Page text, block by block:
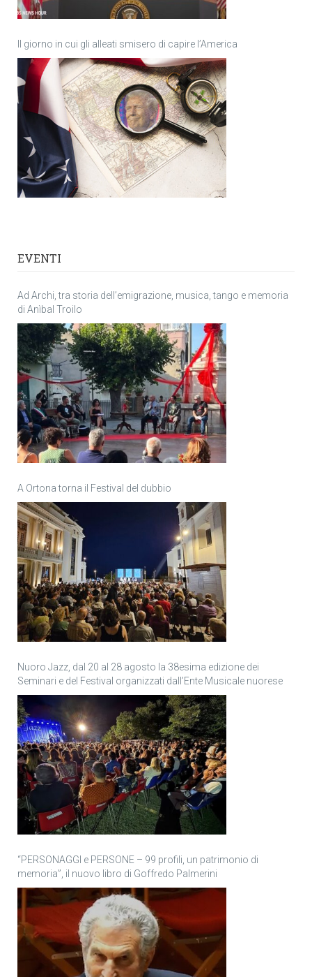
Il giorno in cui gli alleati smisero di capire l’America
EVENTI
Ad Archi, tra storia dell’emigrazione, musica, tango e memoria
di Anìbal Troilo
A Ortona torna il Festival del dubbio
Nuoro Jazz, dal 20 al 28 agosto la 38esima edizione dei
Seminari e del Festival organizzati dall’Ente Musicale nuorese
“PERSONAGGI e PERSONE – 99 profili, un patrimonio di
memoria”, il nuovo libro di Goffredo Palmerini